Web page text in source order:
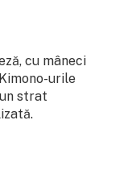
cu mâneci
urile
strat